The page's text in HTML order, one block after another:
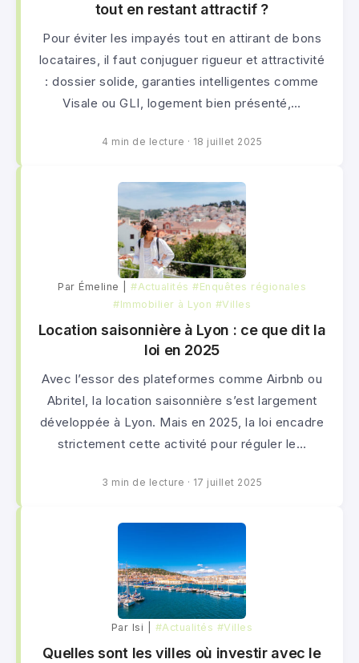
tout en restant attractif ?
Pour éviter les impayés tout en attirant de bons
locataires, il faut conjuguer rigueur et attractivité
: dossier solide, garanties intelligentes comme
Visale ou GLI, logement bien présenté,…
4 min de lecture · 18 juillet 2025
Par Émeline | #Actualités #Enquêtes régionales
#Immobilier à Lyon #Villes
Location saisonnière à Lyon : ce que dit la
loi en 2025
Avec l’essor des plateformes comme Airbnb ou
Abritel, la location saisonnière s’est largement
développée à Lyon. Mais en 2025, la loi encadre
strictement cette activité pour réguler le…
3 min de lecture · 17 juillet 2025
Par lsi | #Actualités #Villes
Quelles sont les villes où investir avec le